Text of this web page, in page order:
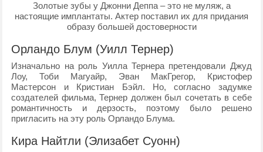
Золотые зубы у Джонни Деппа – это не муляж, а
настоящие имплантаты. Актер поставил их для придания
образу большей достоверности
Орландо Блум (Уилл Тернер)
Изначально на роль Уилла Тернера претендовали Джуд
Лоу, Тоби Магуайр, Эван МакГрегор, Кристофер
Мастерсон и Кристиан Бэйл. Но, согласно задумке
создателей фильма, Тернер должен был сочетать в себе
романтичность и дерзость, поэтому было решено
пригласить на эту роль Орландо Блума.
Кира Найтли (Элизабет Суонн)